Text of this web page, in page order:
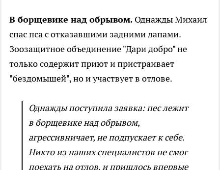
В борщевике над обрывом. Однажды Михаил
спас пса с отказавшими задними лапами.
Зоозащитное объединение "Дари добро" не
только содержит приют и пристраивает
"бездомышей", но и участвует в отлове.
Однажды поступила заявка: пес лежит
в борщевике над обрывом,
агрессивничает, не подпускает к себе.
Никто из наших специалистов не смог
поехать на отлов, и пришлось впервые